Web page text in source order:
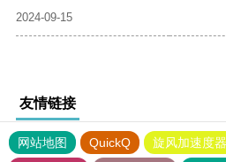
2024-09-15
友情链接
网站地图 QuickQ 旋风加速度器